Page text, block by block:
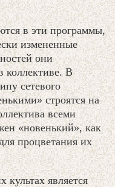
в эти программы,
измененные
они
коллективе. В
сетевого
строятся на
всеми
«новенький», как
процветания их
является